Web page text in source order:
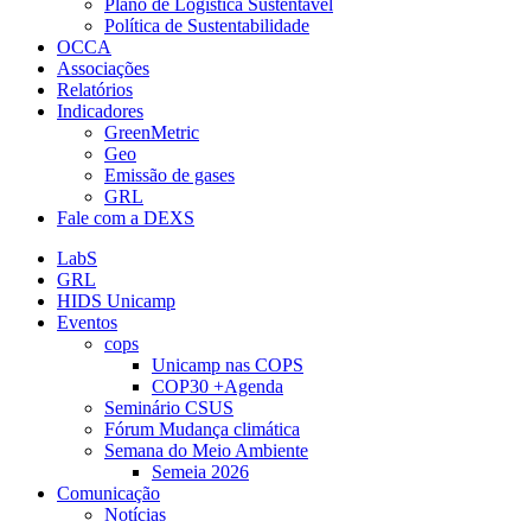
Plano de Logística Sustentável
Política de Sustentabilidade
OCCA
Associações
Relatórios
Indicadores
GreenMetric
Geo
Emissão de gases
GRL
Fale com a DEXS
LabS
GRL
HIDS Unicamp
Eventos
cops
Unicamp nas COPS
COP30 +Agenda
Seminário CSUS
Fórum Mudança climática
Semana do Meio Ambiente
Semeia 2026
Comunicação
Notícias